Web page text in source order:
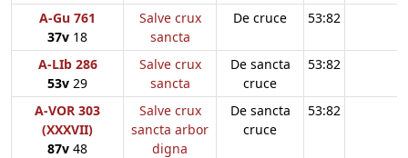
A-Gu 761
37v 18
Salve crux
sancta
De cruce 53:82
A-LIb 286
53v 29
Salve crux
sancta
De sancta
cruce
53:82
A-VOR 303
(XXXVII)
87v 48
Salve crux
sancta arbor
digna
De sancta
cruce
53:82